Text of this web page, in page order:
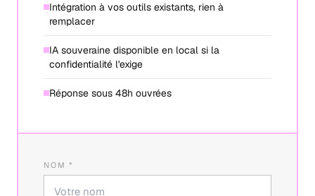
Intégration à vos outils existants, rien à
remplacer
IA souveraine disponible en local si la
confidentialité l'exige
Réponse sous 48h ouvrées
NOM *